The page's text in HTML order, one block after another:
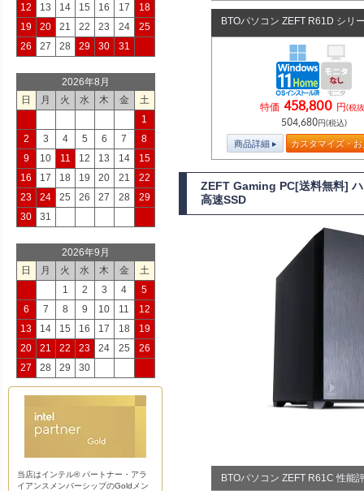
BTOパソコン ZEFT R61D シリ
特価 458,800 円(税
504,680円(税込)
商品詳細 カスタマイズ・
ZEFT Gaming PC[送料無料]
高速SSD
BTOパソコン ZEFT R61C 性能
12
13 14 15 16 17
18
19
20 21 22 23 24
25
26
27 28 29 30 31
2026年8月
日
月 火 水 木 金
土
1
2
3 4 5 6 7
8
9
10 11 12 13 14
15
16
17 18 19 20 21
22
23
24 25 26 27 28
29
30
31
2026年9月
日
月 火 水 木 金
土
1
2 3 4
5
6
7 8 9 10 11
12
13
14 15 16 17 18
19
20
21 22 23 24 25
26
27
28 29 30
当店はインテル® パートナー・アラ
イアンスメンバーシップのGoldメン